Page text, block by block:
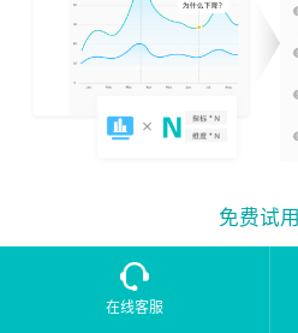
免费试用
在线客服